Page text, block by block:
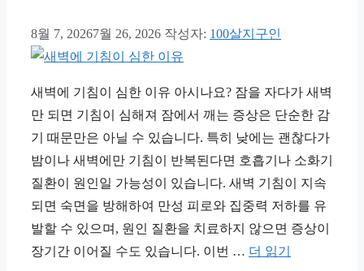
8월 7, 20267월 26, 2026 작성자: 100살지구인
새벽에 기침이 심한 이유 아시나요? 잠을 자다가 새벽
만 되면 기침이 심해져 잠에서 깨는 증상은 단순한 감
기 때문만은 아닐 수 있습니다. 특히 낮에는 괜찮다가
밤이나 새벽에만 기침이 반복된다면 호흡기나 소화기
질환이 원인일 가능성이 있습니다. 새벽 기침이 지속
되면 숙면을 방해하여 만성 피로와 집중력 저하를 유
발할 수 있으며, 원인 질환을 치료하지 않으면 증상이
장기간 이어질 수도 있습니다. 이번 … 더 읽기